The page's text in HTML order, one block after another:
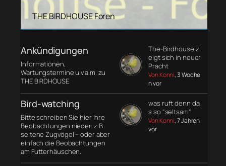
THE BIRDHOUSE Foren
Ankündigungen
Informationen,
Wartungstermine u.v.a.m. zu
THE BIRDHOUSE
The-Birdhouse z
eigt sich in neuer
Pracht
Von Konni, 3 Woche
n vor
Bird-watching
Bitte schreiben Sie hier Ihre
Beobachtungen nieder. z.B.
seltene Zugvögel – oder aber
einfach die Beobachtungen
am Futterhäuschen.
was ruft denn da
s so "seltsam"
Von Konni, 7 Jahren
vor